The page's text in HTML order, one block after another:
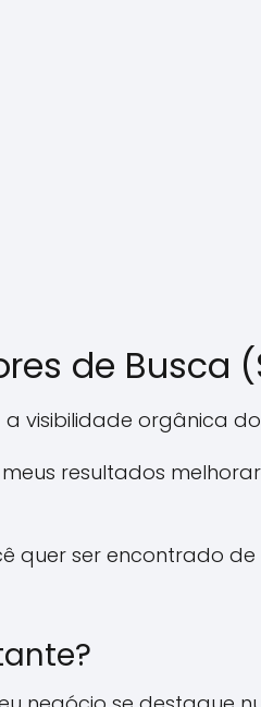
de Busca
visibilidade orgânica do
resultados
quer ser encontrado